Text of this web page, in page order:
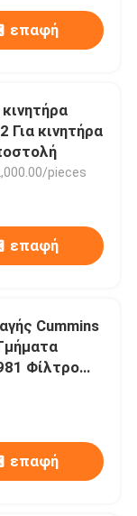
επαφή
Για κινητήρα
pieces
επαφή
Cummins
Φίλτρο
K19
επαφή